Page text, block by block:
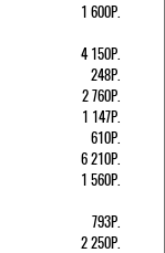
1 600Р.
4 150Р.
248Р.
2 760Р.
1 147Р.
610Р.
6 210Р.
1 560Р.
793Р.
2 250Р.